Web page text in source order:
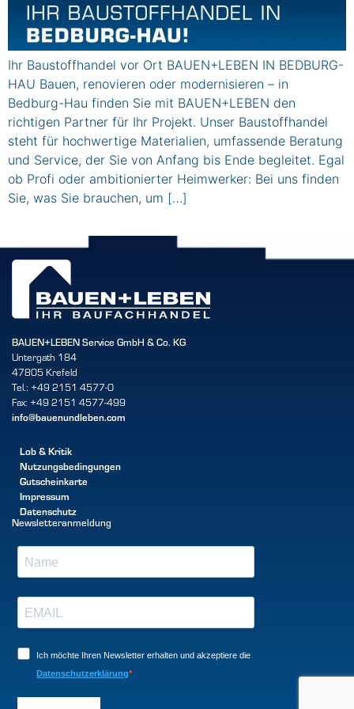
Ihr Baustoffhandel vor Ort BAUEN+LEBEN IN BEDBURG-
HAU Bauen, renovieren oder modernisieren – in
Bedburg-Hau finden Sie mit BAUEN+LEBEN den
richtigen Partner für Ihr Projekt. Unser Baustoffhandel
steht für hochwertige Materialien, umfassende Beratung
und Service, der Sie von Anfang bis Ende begleitet. Egal
ob Profi oder ambitionierter Heimwerker: Bei uns finden
Sie, was Sie brauchen, um […]
BAUEN+LEBEN Service GmbH & Co. KG
Untergath 184
47805 Krefeld
Tel.: +49 2151 4577-0
Fax: +49 2151 4577-499
info@bauenundleben.com
Lob & Kritik
Nutzungsbedingungen
Gutscheinkarte
Impressum
Datenschutz
Newsletteranmeldung
Ich möchte Ihren Newsletter erhalten und akzeptiere die
Datenschutzerklärung